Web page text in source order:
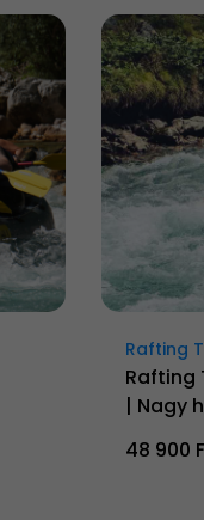
Rafting
Rafting
| Nagy
48 900